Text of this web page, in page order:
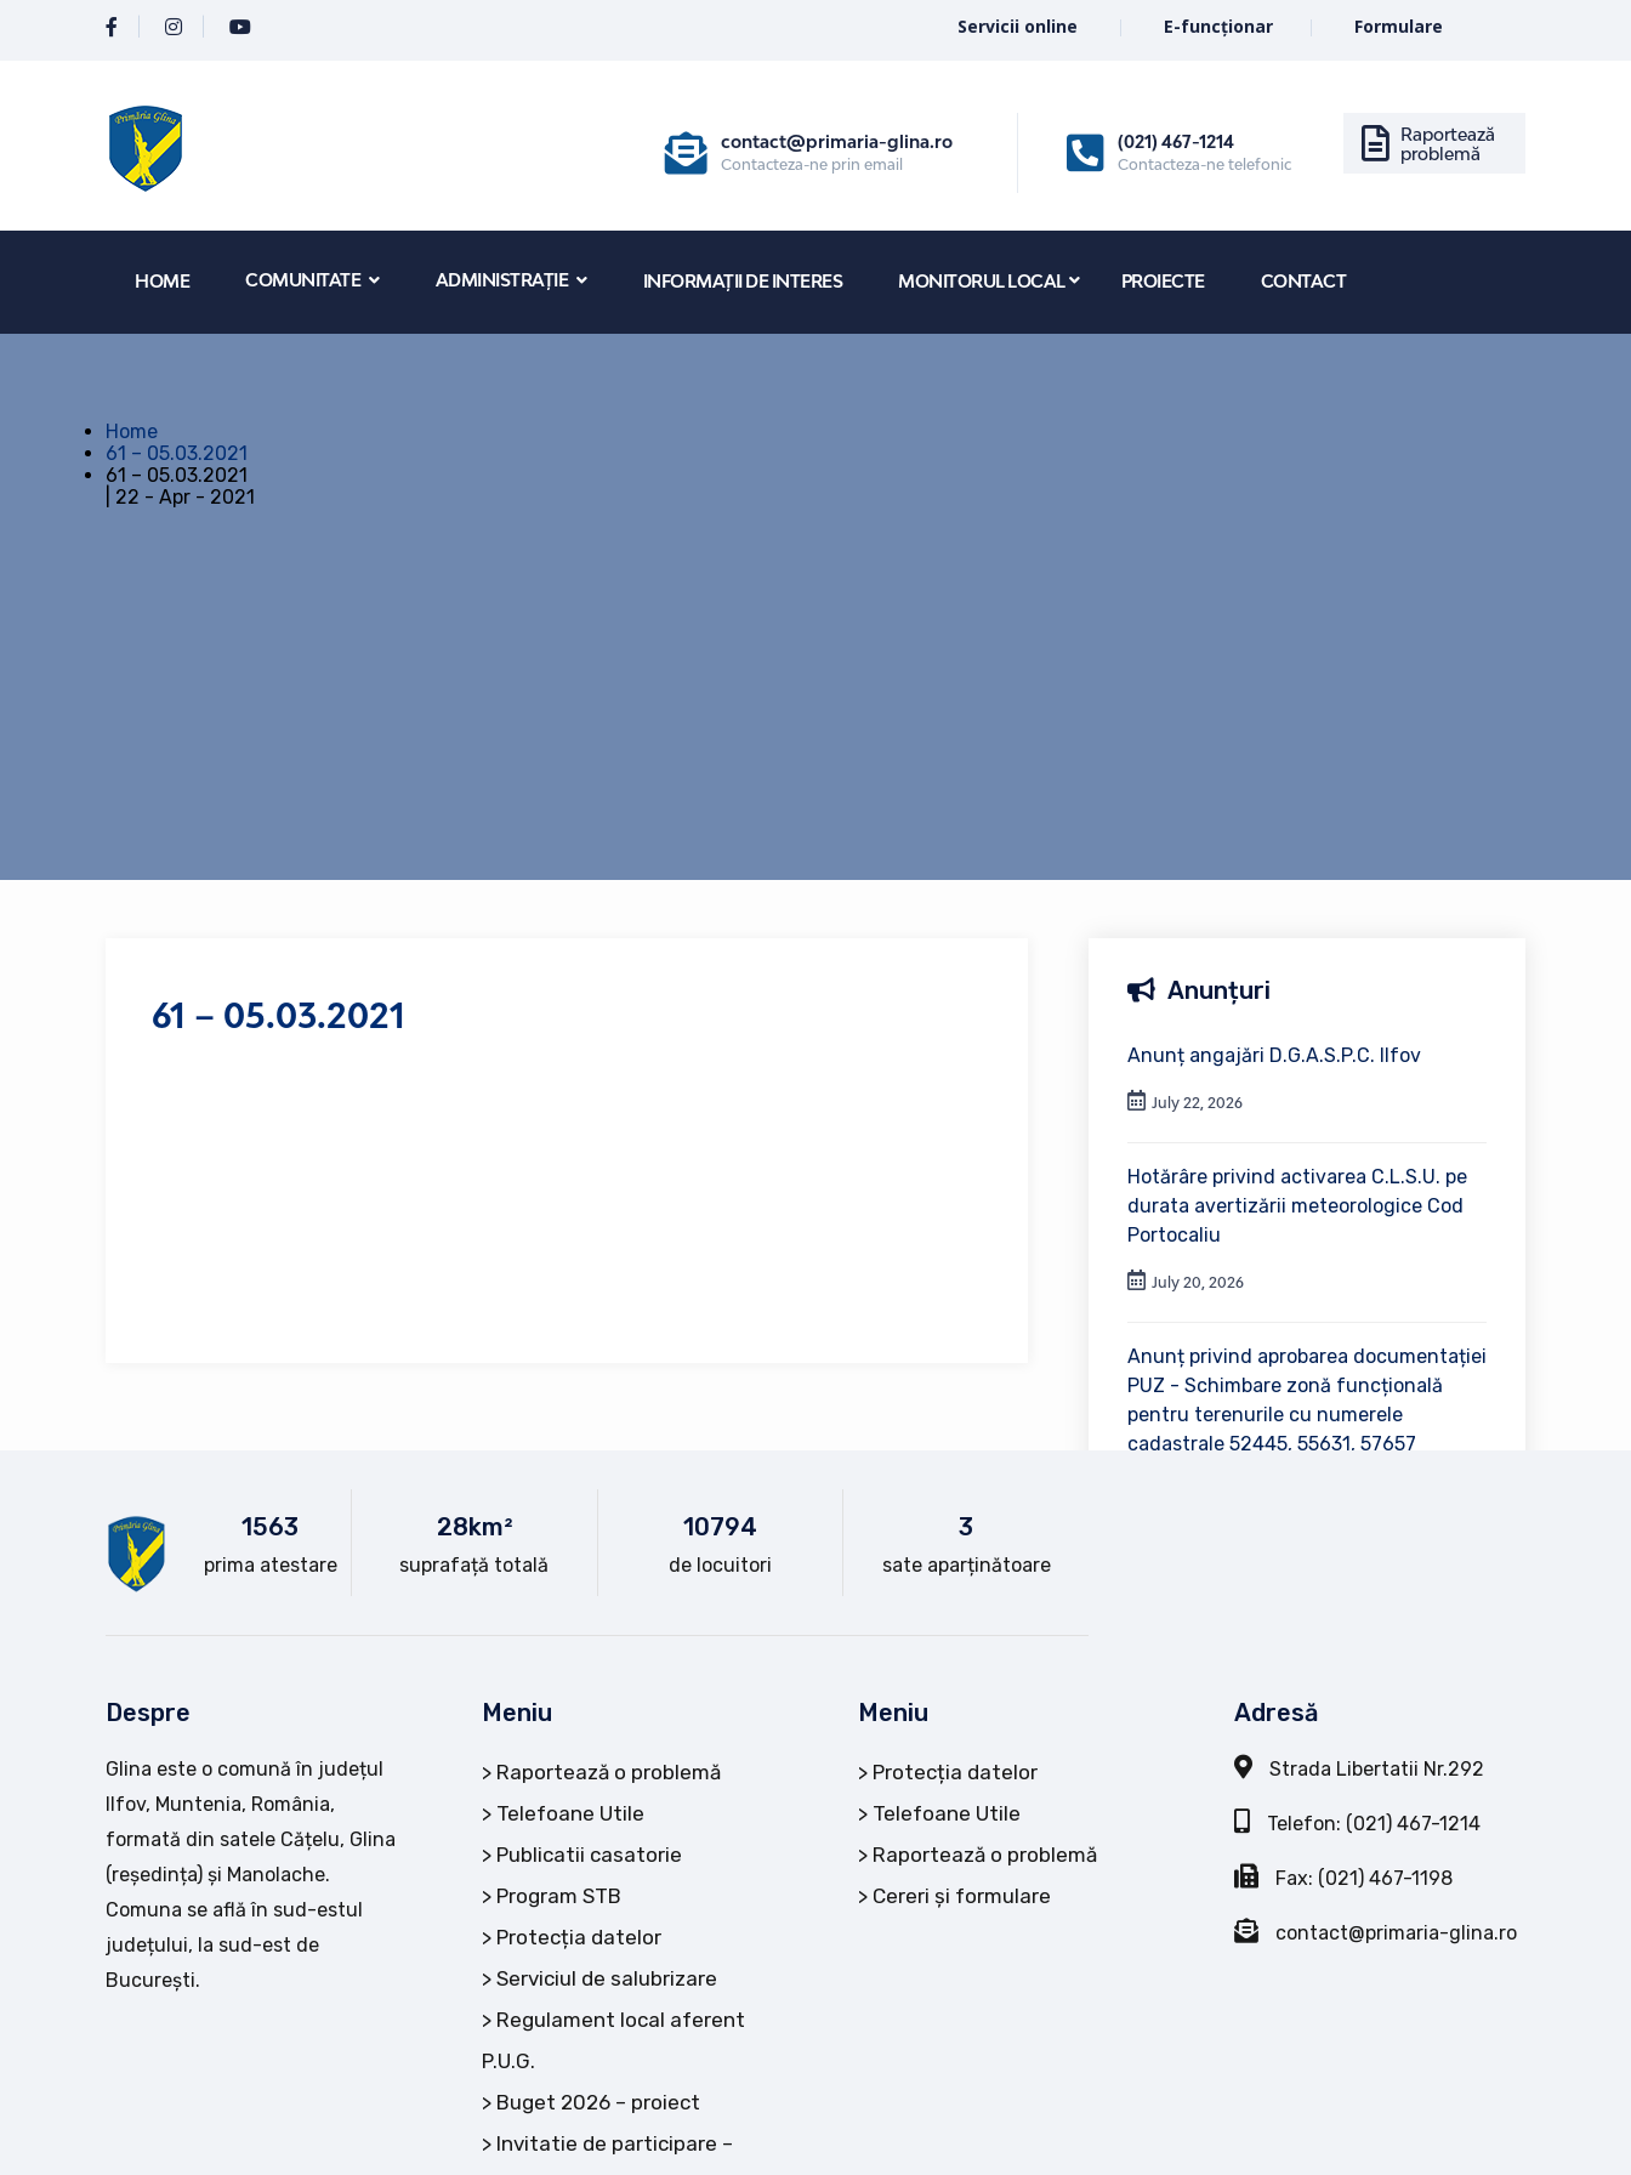
Servicii online E-funcționar Formulare
contact@primaria-glina.ro
Contacteza-ne prin email
(021) 467-1214
Contacteza-ne telefonic
Raportează
problemă
HOME COMUNITATE ADMINISTRAȚIE INFORMAȚII DE INTERES MONITORUL LOCAL PROIECTE CONTACT
Home
61 – 05.03.2021
61 – 05.03.2021
| 22 - Apr - 2021
61 – 05.03.2021
Anunțuri
Anunț angajări D.G.A.S.P.C. Ilfov
July 22, 2026
Hotărâre privind activarea C.L.S.U. pe
durata avertizării meteorologice Cod
Portocaliu
July 20, 2026
Anunț privind aprobarea documentației
PUZ - Schimbare zonă funcțională
pentru terenurile cu numerele
cadastrale 52445, 55631, 57657
1563
prima atestare
28km²
suprafață totală
10794
de locuitori
3
sate aparținătoare
Despre
Glina este o comună în județul
Ilfov, Muntenia, România,
formată din satele Cățelu, Glina
(reședința) și Manolache.
Comuna se află în sud-estul
județului, la sud-est de
București.
Meniu
Raportează o problemă
Telefoane Utile
Publicatii casatorie
Program STB
Protecția datelor
Serviciul de salubrizare
Regulament local aferent
P.U.G.
Buget 2026 – proiect
Invitatie de participare –
Meniu
Protecția datelor
Telefoane Utile
Raportează o problemă
Cereri și formulare
Adresă
Strada Libertatii Nr.292
Telefon: (021) 467-1214
Fax: (021) 467-1198
contact@primaria-glina.ro